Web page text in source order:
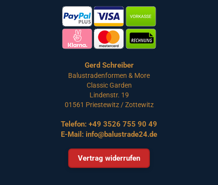
Gerd Schreiber
Balustradenformen & More
Classic Garden
Lindenstr. 19
01561 Priestewitz / Zottewitz
Telefon: +49 3526 755 90 49
E-Mail: info@balustrade24.de
Vertrag widerrufen